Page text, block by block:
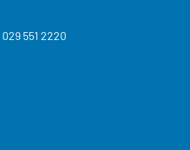
029 551 2220